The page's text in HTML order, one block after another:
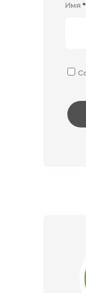
Имя *